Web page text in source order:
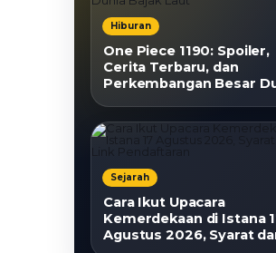
Hiburan
One Piece 1190: Spoiler,
Cerita Terbaru, dan
Perkembangan Besar
Sejarah
Cara Ikut Upacara
Kemerdekaan di Istana
Agustus 2026, Syarat